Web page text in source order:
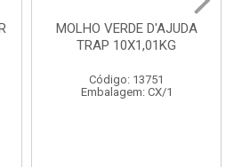
VERDE D'AJUDA
TRAP 10X1,01KG
Código: 13751
Embalagem: CX/1